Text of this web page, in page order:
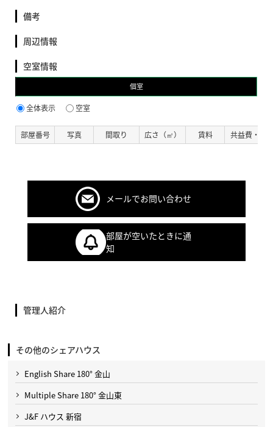
備考
周辺情報
空室情報
個室
全体表示 空室
部屋番号 写真 間取り 広さ（㎡） 賃料 共益費・管
メールでお問い合わせ
部屋が空いたときに通
知
管理人紹介
その他のシェアハウス
English Share 180° 金山
Multiple Share 180° 金山東
J&F ハウス 新宿